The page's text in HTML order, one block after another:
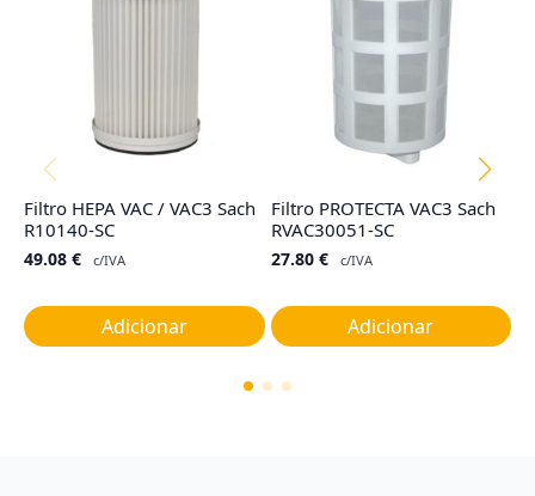
Filtro HEPA VAC / VAC3 Sach
R10140-SC
49.08 € c/IVA
Adicionar
Filtro PROTECTA VAC3 Sach
RVAC30051-SC
27.80 € c/IVA
Adicionar